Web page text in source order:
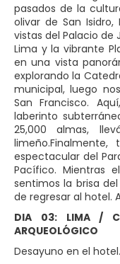
pasados de la
olivar de San
vistas del Palacio de
Lima y la vibrante
en una vista
explorando la
municipal, luego
San Francisco.
laberinto
25,000 almas,
espectacular del
Pacífico. Mientras
sentimos la brisa
de regresar al hotel.
DIA 03: LIMA /
ARQUEOLÓGICO
Desayuno en el hotel.